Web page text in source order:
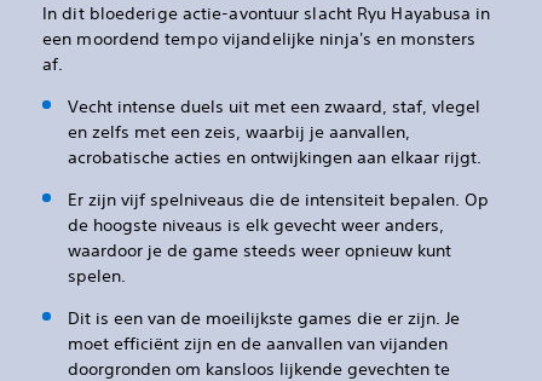
In dit bloederige actie-avontuur slacht Ryu Hayabusa in
een moordend tempo vijandelijke ninja's en monsters
af.
Vecht intense duels uit met een zwaard, staf, vlegel
en zelfs met een zeis, waarbij je aanvallen,
acrobatische acties en ontwijkingen aan elkaar rijgt.
Er zijn vijf spelniveaus die de intensiteit bepalen. Op
de hoogste niveaus is elk gevecht weer anders,
waardoor je de game steeds weer opnieuw kunt
spelen.
Dit is een van de moeilijkste games die er zijn. Je
moet efficiënt zijn en de aanvallen van vijanden
doorgronden om kansloos lijkende gevechten te